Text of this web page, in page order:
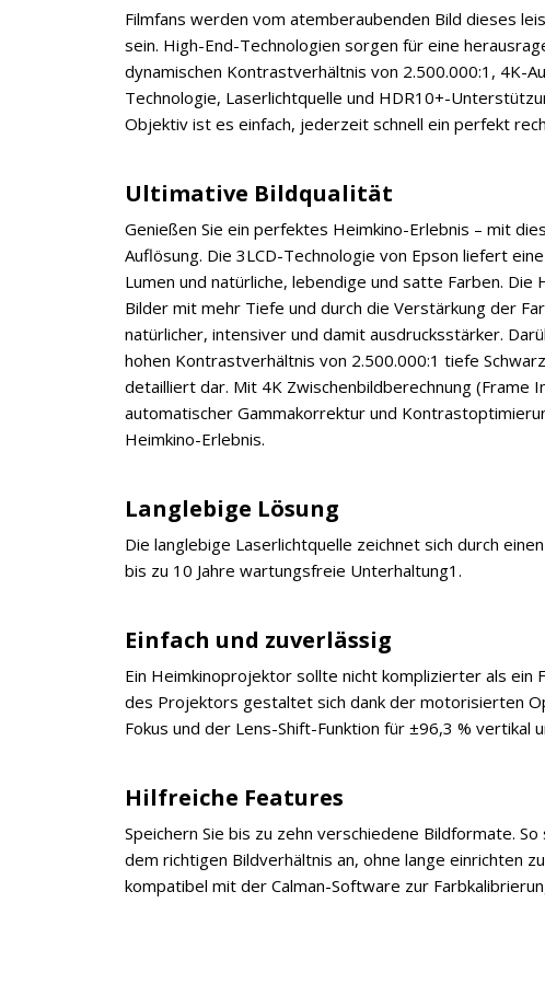
Filmfans werden vom atemberaubenden Bild dieses
sein. High-End-Technologien sorgen für eine
dynamischen Kontrastverhältnis von 2.500.000:1, 4K-
Technologie, Laserlichtquelle und HDR10+-
Objektiv ist es einfach, jederzeit schnell ein perfekt
Ultimative Bildqualität
Genießen Sie ein perfektes Heimkino-Erlebnis – mit
Auflösung. Die 3LCD-Technologie von Epson liefert
Lumen und natürliche, lebendige und satte Farben.
Bilder mit mehr Tiefe und durch die Verstärkung der
natürlicher, intensiver und damit ausdrucksstärker.
hohen Kontrastverhältnis von 2.500.000:1 tiefe
detailliert dar. Mit 4K Zwischenbildberechnung (Frame
automatischer Gammakorrektur und
Heimkino-Erlebnis.
Langlebige Lösung
Die langlebige Laserlichtquelle zeichnet sich durch
bis zu 10 Jahre wartungsfreie Unterhaltung1.
Einfach und zuverlässig
Ein Heimkinoprojektor sollte nicht komplizierter als ein
des Projektors gestaltet sich dank der motorisierten
Fokus und der Lens-Shift-Funktion für ±96,3 % vertikal
Hilfreiche Features
Speichern Sie bis zu zehn verschiedene Bildformate.
dem richtigen Bildverhältnis an, ohne lange einrichten
kompatibel mit der Calman-Software zur